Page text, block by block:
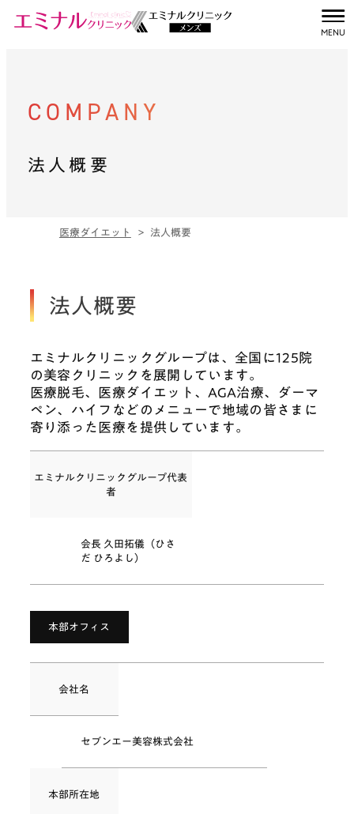
MONITOR
FAQ
お知らせ コラム一覧
COMPANY
法人概要
医療ダイエット 法人概要
法人概要
エミナルクリニックグループは、全国に125院
の美容クリニックを展開しています。
医療脱毛、医療ダイエット、AGA治療、ダーマ
ペン、ハイフなどのメニューで地域の皆さまに
寄り添った医療を提供しています。
エミナルクリニックグループ代表
者
会長 久田拓儀（ひさ
だ ひろよし）
本部オフィス
会社名
セブンエー美容株式会社
本部所在地